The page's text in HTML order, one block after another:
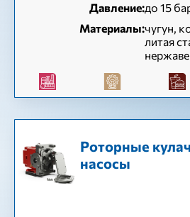
Давление:до 15
Материалы:чугун,
литая
Роторные
насосы